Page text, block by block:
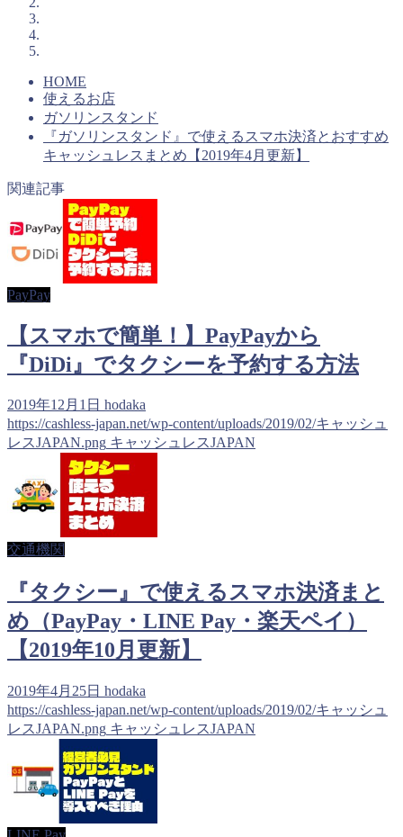
HOME
使えるお店
ガソリンスタンド
『ガソリンスタンド』で使えるスマホ決済とおすすめ
キャッシュレスまとめ【2019年4月更新】
関連記事
PayPay
【スマホで簡単！】PayPayから
『DiDi』でタクシーを予約する方法
2019年12月1日 hodaka
https://cashless-japan.net/wp-content/uploads/2019/02/キャッシュ
レスJAPAN.png キャッシュレスJAPAN
交通機関
『タクシー』で使えるスマホ決済まと
め（PayPay・LINE Pay・楽天ペイ）
【2019年10月更新】
2019年4月25日 hodaka
https://cashless-japan.net/wp-content/uploads/2019/02/キャッシュ
レスJAPAN.png キャッシュレスJAPAN